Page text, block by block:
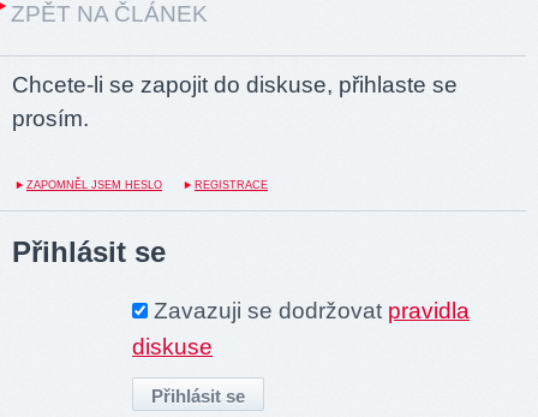
ZPĚT NA ČLÁNEK
Chcete-li se zapojit do diskuse, přihlaste se
prosím.
ZAPOMNĚL JSEM HESLO REGISTRACE
Přihlásit se
Zavazuji se dodržovat pravidla
diskuse